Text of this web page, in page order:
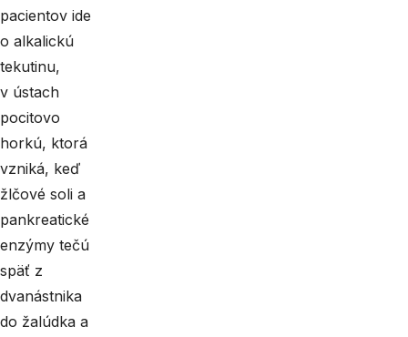
pacientov ide
o alkalickú
tekutinu,
v ústach
pocitovo
horkú, ktorá
vzniká, keď
žlčové soli a
pankreatické
enzýmy tečú
späť z
dvanástnika
do žalúdka a